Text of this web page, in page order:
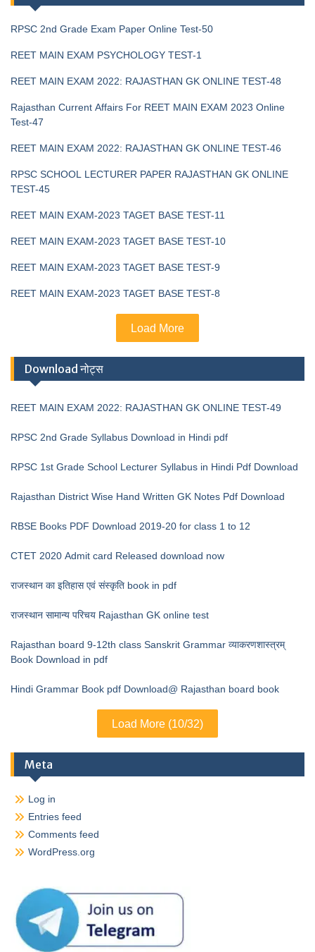
RPSC 2nd Grade Exam Paper Online Test-50
REET MAIN EXAM PSYCHOLOGY TEST-1
REET MAIN EXAM 2022: RAJASTHAN GK ONLINE TEST-48
Rajasthan Current Affairs For REET MAIN EXAM 2023 Online
Test-47
REET MAIN EXAM 2022: RAJASTHAN GK ONLINE TEST-46
RPSC SCHOOL LECTURER PAPER RAJASTHAN GK ONLINE
TEST-45
REET MAIN EXAM-2023 TAGET BASE TEST-11
REET MAIN EXAM-2023 TAGET BASE TEST-10
REET MAIN EXAM-2023 TAGET BASE TEST-9
REET MAIN EXAM-2023 TAGET BASE TEST-8
Load More
Download नोट्स
REET MAIN EXAM 2022: RAJASTHAN GK ONLINE TEST-49
RPSC 2nd Grade Syllabus Download in Hindi pdf
RPSC 1st Grade School Lecturer Syllabus in Hindi Pdf Download
Rajasthan District Wise Hand Written GK Notes Pdf Download
RBSE Books PDF Download 2019-20 for class 1 to 12
CTET 2020 Admit card Released download now
राजस्थान का इतिहास एवं संस्कृति book in pdf
राजस्थान सामान्य परिचय Rajasthan GK online test
Rajasthan board 9-12th class Sanskrit Grammar व्याकरणशास्त्रम्
Book Download in pdf
Hindi Grammar Book pdf Download@ Rajasthan board book
Load More (10/32)
Meta
Log in
Entries feed
Comments feed
WordPress.org